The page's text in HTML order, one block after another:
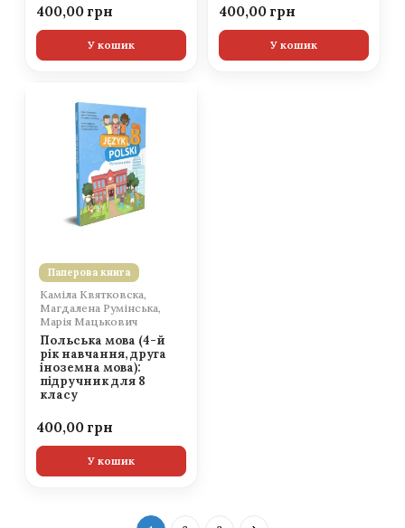
400,00
У кошик
400,00
У кошик
Паперова книга
Каміла Квятковска,
Магдалена Румінська,
Марія Мацькович
Польська мова (4-й
рік навчання, друга
іноземна мова):
підручник для 8
класу
400,00
У кошик